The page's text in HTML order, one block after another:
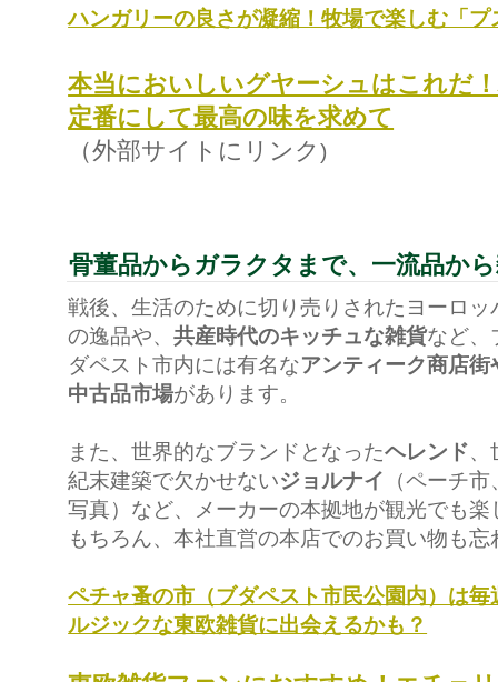
ハンガリーの良さが凝縮！牧場で楽しむ「
本当においしいグヤーシュはこれだ
定番にして最高の味を求めて
（外部サイトにリンク)
骨董品からガラクタまで、一流品か
戦後、生活のために切り売りされたヨーロッ
の逸品や、共産時代のキッチュな雑貨など、
ダペスト市内には有名なアンティーク商店街
中古品市場があります。
また、世界的なブランドとなったヘレンド、
紀末建築で欠かせないジョルナイ
（ペーチ市
写真）など、メーカーの本拠地が観光でも
もちろん、本社直営の本店でのお買い物も忘
ペチャ蚤の市（ブダペスト市民公園内）は
ルジックな東欧雑貨に出会えるかも？